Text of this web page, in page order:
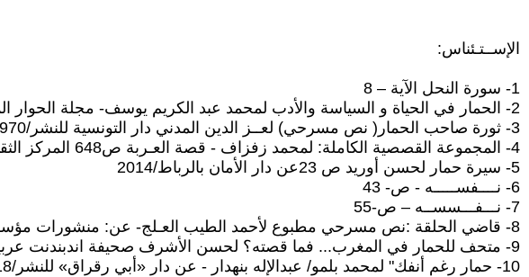
الإســتـئناس:
1- سورة النحل الآية – 8
2- الحمار في الحياة و السياسة والأدب لمحمد عبد الكريم يوسف- مجلة الحوار المتمدن-العدد: 6993 – بتاريخ 2021 / 8 / 19 -
3- ثورة صاحب الحمار( نص مسرحي) لعــز الدين المدني دار التونسية للنشر/1970
4- المجموعة القصصية الكاملة: لمحمد زفزاف - قصة العـربة ص648 المركز الثقافي العـربي/2017
5- سيرة حمار لحسن أوريد ص 23عن دار الأمان بالرباط/2014
6- نــــفســـــه - ص- 43
7- نـــفـــسســه – ص-55
8- قاضي الحلقة :نص مسرحي مطبوع لأحمد الطيب العـلج- عن: منشورات مؤسسة أحمد الطيب العلج للمسرح والزجل والفنون الشعبية- الرباط/2015. ولقد تم تشخيصها سنة 1975
9- متحف للحمار في المغرب... فما قصته؟ لحسن الأشرف صحيفة اندبندنت عربية- في/ 3/ يوليو/2022
10- حمار رغم أنفك" لمحمد بلمو/ عبدالإله بنهدار - عن دار «أبي رقراق» للنشر/2018